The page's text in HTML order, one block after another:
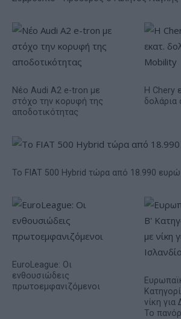
Νέο Audi A2 e-tron με
στόχο την κορυφή της
αποδοτικότητας
Η Chery
δολάρια
Το FIAT 500 Hybrid τώρα από 18.990 ευρώ
EuroLeague: Οι
ενθουσιώδεις
πρωτοεμφανιζόμενοι
νίκη για
Το